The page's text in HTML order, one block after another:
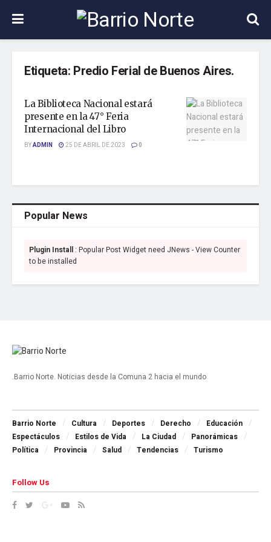
Etiqueta: Predio Ferial de Buenos Aires.
La Biblioteca Nacional estará
presente en la 47° Feria
Internacional del Libro
BYADMIN 25 DE ABRIL DE 2023 0
Popular News
Plugin Install : Popular Post Widget need JNews - View Counter
to be installed
.Barrio Norte. Noticias desde la Comuna 2 hacia el mundo
Barrio Norte Cultura Deportes Derecho
Educación
Espectáculos
Estilos de Vida La Ciudad
Panorámicas
Política
Provincia Salud Tendencias Turismo
Follow Us